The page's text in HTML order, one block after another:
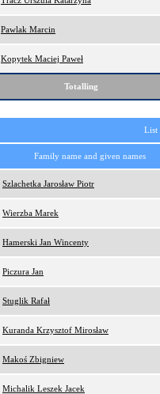
Pawlak Marcin
Kopytek Maciej Paweł
Totalling
List
Family name and given names
Szlachetka Jarosław Piotr
Wierzba Marek
Hamerski Jan Wincenty
Piczura Jan
Stuglik Rafał
Kuranda Krzysztof Mirosław
Makoś Zbigniew
Michalik Leszek Jacek